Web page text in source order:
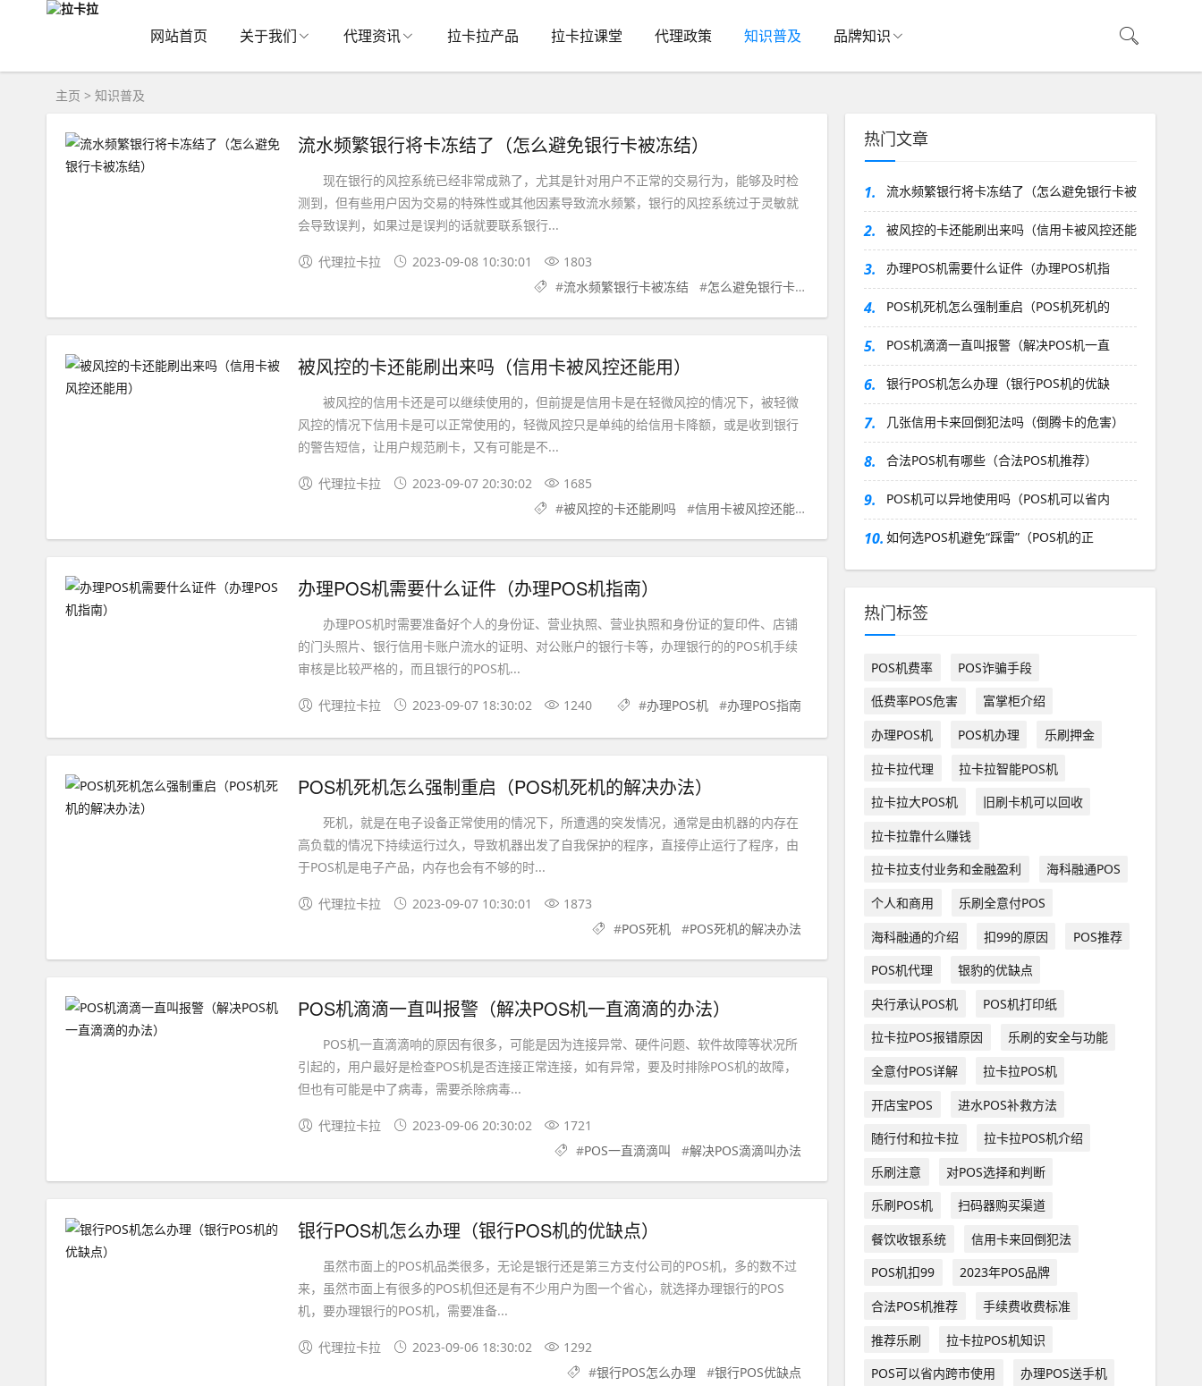
网站首页 关于我们 代理资讯 拉卡拉产品 拉卡拉课堂 代理政策 知识普及 品牌知识
主页 > 知识普及
流水频繁银行将卡冻结了（怎么避免银行卡被冻结）
现在银行的风控系统已经非常成熟了，尤其是针对用户不正常的交易行为，能够及时检
测到，但有些用户因为交易的特殊性或其他因素导致流水频繁，银行的风控系统过于灵敏就
会导致误判，如果过是误判的话就要联系银行...
代理拉卡拉 2023-09-08 10:30:01
1803
#流水频繁银行卡被冻结 #怎么避免银行卡被冻结
被风控的卡还能刷出来吗（信用卡被风控还能用）
被风控的信用卡还是可以继续使用的，但前提是信用卡是在轻微风控的情况下，被轻微
风控的情况下信用卡是可以正常使用的，轻微风控只是单纯的给信用卡降额，或是收到银行
的警告短信，让用户规范刷卡，又有可能是不...
代理拉卡拉 2023-09-07 20:30:02
1685
#被风控的卡还能刷吗 #信用卡被风控还能用
办理POS机需要什么证件（办理POS机指南）
办理POS机时需要准备好个人的身份证、营业执照、营业执照和身份证的复印件、店铺
的门头照片、银行信用卡账户流水的证明、对公账户的银行卡等，办理银行的的POS机手续
审核是比较严格的，而且银行的POS机...
代理拉卡拉 2023-09-07 18:30:02 1240 #办理POS机 #办理POS指南
POS机死机怎么强制重启（POS机死机的解决办法）
死机，就是在电子设备正常使用的情况下，所遭遇的突发情况，通常是由机器的内存在
高负载的情况下持续运行过久，导致机器出发了自我保护的程序，直接停止运行了程序，由
于POS机是电子产品，内存也会有不够的时...
代理拉卡拉 2023-09-07 10:30:01
1873
#POS死机 #POS死机的解决办法
POS机滴滴一直叫报警（解决POS机一直滴滴的办法）
POS机一直滴滴响的原因有很多，可能是因为连接异常、硬件问题、软件故障等状况所
引起的，用户最好是检查POS机是否连接正常连接，如有异常，要及时排除POS机的故障，
但也有可能是中了病毒，需要杀除病毒...
代理拉卡拉 2023-09-06 20:30:02
1721
#POS一直滴滴叫 #解决POS滴滴叫办法
银行POS机怎么办理（银行POS机的优缺点）
虽然市面上的POS机品类很多，无论是银行还是第三方支付公司的POS机，多的数不过
来，虽然市面上有很多的POS机但还是有不少用户为图一个省心，就选择办理银行的POS
机，要办理银行的POS机，需要准备...
代理拉卡拉 2023-09-06 18:30:02
1292
#银行POS怎么办理 #银行POS优缺点
热门文章
1. 流水频繁银行将卡冻结了（怎么避免银行卡被
2. 被风控的卡还能刷出来吗（信用卡被风控还能
3. 办理POS机需要什么证件（办理POS机指
4. POS机死机怎么强制重启（POS机死机的
5. POS机滴滴一直叫报警（解决POS机一直
6. 银行POS机怎么办理（银行POS机的优缺
7. 几张信用卡来回倒犯法吗（倒腾卡的危害）
8. 合法POS机有哪些（合法POS机推荐）
9. POS机可以异地使用吗（POS机可以省内
10. 如何选POS机避免“踩雷”（POS机的正
热门标签
POS机费率
POS诈骗手段
低费率POS危害
富掌柜介绍
办理POS机
POS机办理
乐刷押金
拉卡拉代理
拉卡拉智能POS机
拉卡拉大POS机
旧刷卡机可以回收
拉卡拉靠什么赚钱
拉卡拉支付业务和金融盈利
海科融通POS
个人和商用
乐刷全意付POS
海科融通的介绍
扣99的原因
POS推荐
POS机代理
银豹的优缺点
央行承认POS机
POS机打印纸
拉卡拉POS报错原因
乐刷的安全与功能
全意付POS详解
拉卡拉POS机
开店宝POS
进水POS补救方法
随行付和拉卡拉
拉卡拉POS机介绍
乐刷注意
对POS选择和判断
乐刷POS机
扫码器购买渠道
餐饮收银系统
信用卡来回倒犯法
POS机扣99
2023年POS品牌
合法POS机推荐
手续费收费标准
推荐乐刷
拉卡拉POS机知识
POS可以省内跨市使用
办理POS送手机